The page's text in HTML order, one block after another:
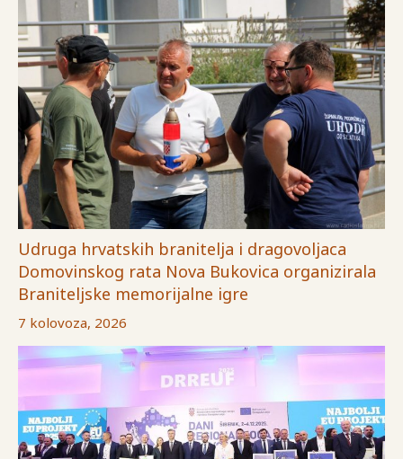
Udruga hrvatskih branitelja i dragovoljaca
Domovinskog rata Nova Bukovica organizirala
Braniteljske memorijalne igre
7 kolovoza, 2026